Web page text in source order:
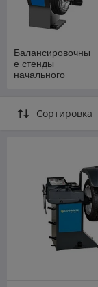
Балансировочны
е стенды
начального
Сортировка